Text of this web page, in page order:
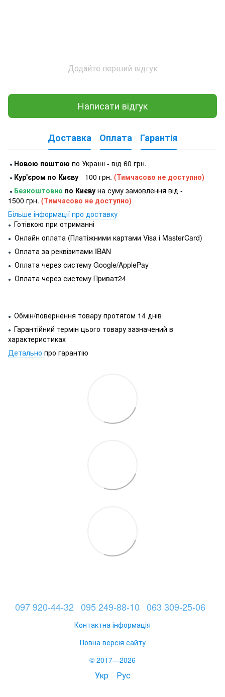
Додайте перший відгук
Написати відгук
Доставка Оплата Гарантія
● Новою поштою по Україні - від 60 грн.
● Кур'єром по Києву - 100 грн. (Тимчасово не доступно)
● Безкоштовно по Києву на суму замовлення від -
1500 грн. (Тимчасово не доступно)
Більше інформації про доставку
● Готівкою при отриманні
● Онлайн оплата (Платіжними картами Visa і MasterCard)
● Оплата за реквізитами IBAN
● Оплата через систему Google/ApplePay
● Оплата через систему Приват24
● Обмін/повернення товару протягом 14 днів
● Гарантійний термін цього товару зазначений в
характеристиках
Детально про гарантію
097 920-44-32 095 249-88-10 063 309-25-06
Контактна інформація
Повна версія сайту
© 2017—2026
Укр Рус